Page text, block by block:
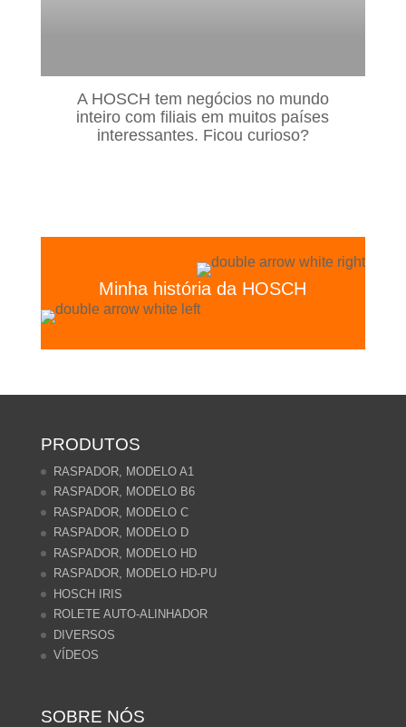
A HOSCH tem negócios no mundo
inteiro com filiais em muitos países
interessantes. Ficou curioso?
Minha história da HOSCH
PRODUTOS
RASPADOR, MODELO A1
RASPADOR, MODELO B6
RASPADOR, MODELO C
RASPADOR, MODELO D
RASPADOR, MODELO HD
RASPADOR, MODELO HD-PU
HOSCH IRIS
ROLETE AUTO-ALINHADOR
DIVERSOS
VÍDEOS
SOBRE NÓS